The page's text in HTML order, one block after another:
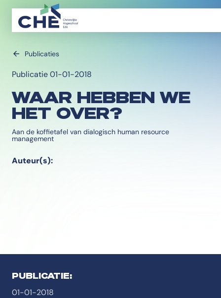
Publicaties
Publicatie 01-01-2018
WAAR HEBBEN WE
HET OVER?
Aan de koffietafel van dialogisch human resource
management
Auteur(s):
PUBLICATIE:
01-01-2018